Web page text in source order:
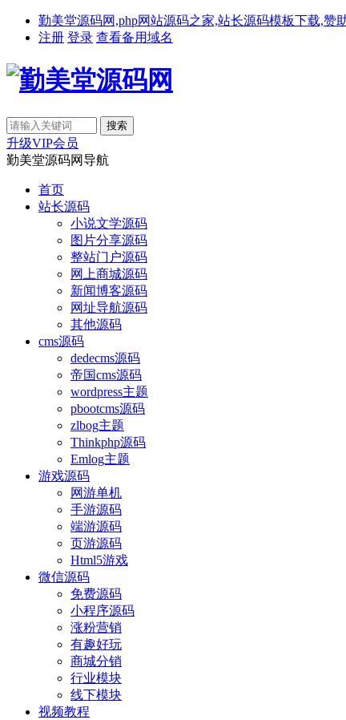
勤美堂源码网,php网站源码之家,站长源码模板下载,赞
注册 登录 查看备用域名
升级VIP会员
勤美堂源码网导航
首页
站长源码
小说文学源码
图片分享源码
整站门户源码
网上商城源码
新闻博客源码
网址导航源码
其他源码
cms源码
dedecms源码
帝国cms源码
wordpress主题
pbootcms源码
zlbog主题
Thinkphp源码
Emlog主题
游戏源码
网游单机
手游源码
端游源码
页游源码
Html5游戏
微信源码
免费源码
小程序源码
涨粉营销
有趣好玩
商城分销
行业模块
线下模块
视频教程